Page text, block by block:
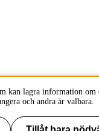
kan lagra information
och andra är valbara.